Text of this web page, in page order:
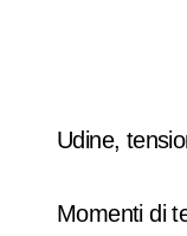
Udine,
Momenti di